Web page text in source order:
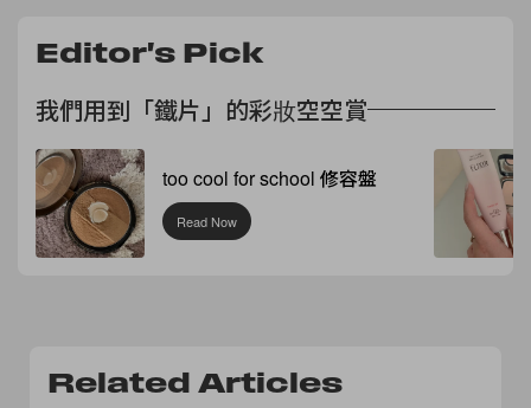
Editor's Pick
我們用到「鐵片」的彩妝空空賞
too cool for school 修容盤
Read Now
Related Articles